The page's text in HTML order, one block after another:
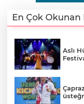
En Çok
Aslı